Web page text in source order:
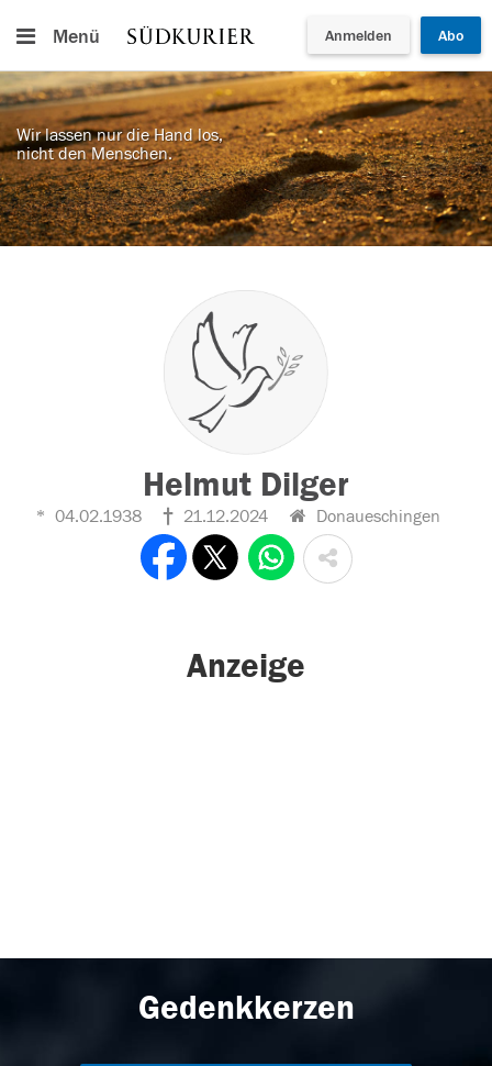
Menü Anmelden Abo
Wir lassen nur die Hand los,
nicht den Menschen.
Helmut Dilger
04.02.1938 21.12.2024 Donaueschingen
Anzeige
Gedenkkerzen